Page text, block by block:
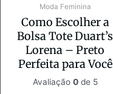
Moda Feminina
Como Escolher a
Bolsa Tote Duart’s
Lorena – Preto
Perfeita para Você
Avaliação 0de 5